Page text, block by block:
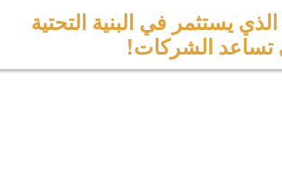
يستثمر في البنية التحتية
تساعد الشركات!